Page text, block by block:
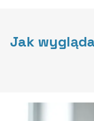
Jak